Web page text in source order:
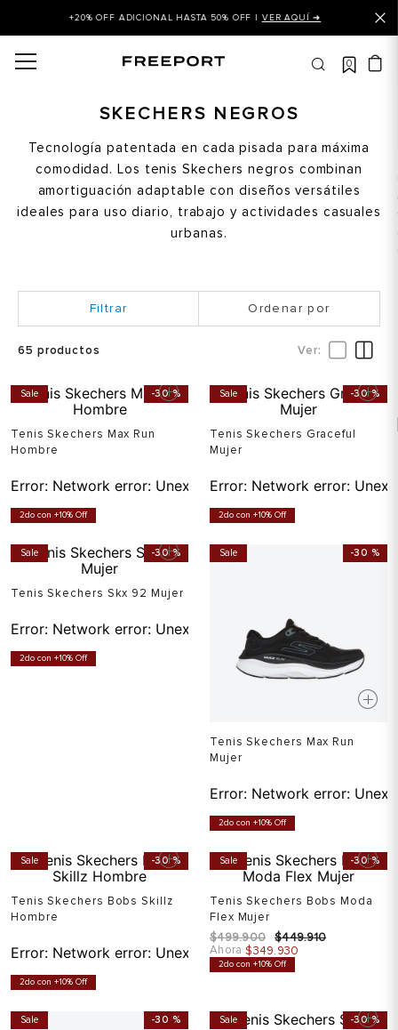
+20% OFF ADICIONAL HASTA 50% OFF | VER AQUÍ ➜
0
SKECHERS NEGROS
Tecnología patentada en cada pisada para máxima
comodidad. Los tenis Skechers negros combinan
amortiguación adaptable con diseños versátiles
ideales para uso diario, trabajo y actividades casuales
urbanas.
Ordenar por
65 productos
Sale -30 %
Tenis Skechers Max Run
Hombre
Error: Network error: Unexpected token T in JSON at
2do con +10% Off
Sale -30 %
Tenis Skechers Graceful
Mujer
Error: Network error:
2do con +10% Off
Sale -30 %
Tenis Skechers Skx 92 Mujer
Error: Network error: Unexpected token T in JSON at
2do con +10% Off
Sale -30 %
Tenis Skechers Max Run
Mujer
Error: Network error:
2do con +10% Off
Sale -30 %
Tenis Skechers Bobs Skillz
Hombre
Error: Network error: Unexpected token T in JSON at
2do con +10% Off
Sale -30 %
Tenis Skechers Bobs Moda
Flex Mujer
$499.900 $449.910
Ahora $349.930
2do con +10% Off
Sale -30 % Sale -30 %
balance 327
klein
tommy hilfiger
balance 574
mujer